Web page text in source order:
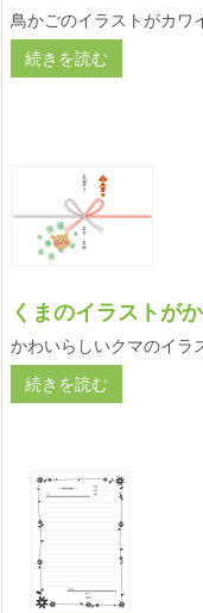
鳥かごのイラストがカワ
続きを読む
くまのイラストが
かわいらしいクマのイラ
続きを読む